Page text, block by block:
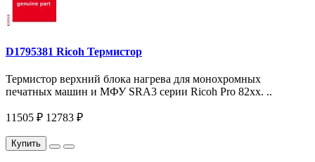
D1795381 Ricoh Термистор
Термистор верхний блока нагрева для монохромных
печатных машин и МФУ SRA3 серии Ricoh Pro 82xx. ..
11505 ₽ 12783 ₽
Купить